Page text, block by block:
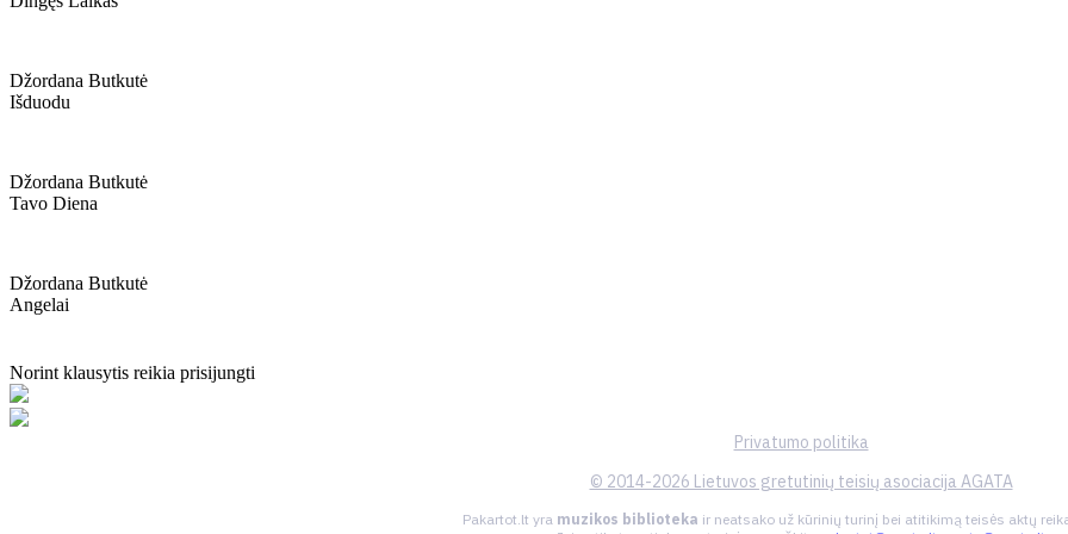
Džordana Butkutė
Išduodu
Džordana Butkutė
Tavo Diena
Džordana Butkutė
Angelai
Norint klausytis reikia prisijungti
Privatumo politika
© 2014-2026 Lietuvos gretutinių teisių asociacija AGATA
Pakartot.lt yra muzikos biblioteka ir neatsako už kūrinių turinį bei atitikimą teisės aktų